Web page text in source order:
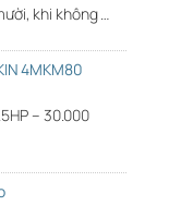
khi không …
4MKM80
– 30.000